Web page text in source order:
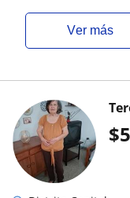
ver más
$5